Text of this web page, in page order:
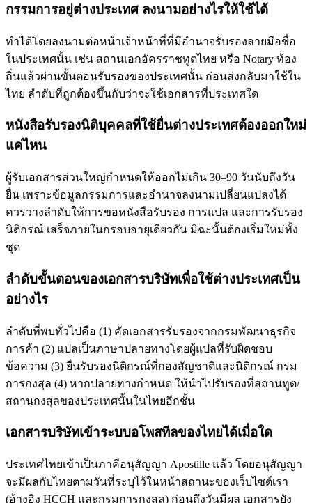
กรรมการอยู่ต่างประเทศ ลงนามอย่างไรให้ใช้ได้
ทำได้โดยลงนามต่อหน้าเจ้าหน้าที่ที่มีอำนาจรับรองลายมือชื่อ
ในประเทศนั้น เช่น สถานเอกอัครราชทูตไทย หรือ Notary ท้อง
ถิ่นแล้วผ่านขั้นตอนรับรองของประเทศนั้น ก่อนส่งกลับมาใช้ใน
ไทย ลำดับที่ถูกต้องขึ้นกับว่าจะใช้เอกสารที่ประเทศใด
หนังสือรับรองนิติบุคคลที่ใช้ยื่นต่างประเทศต้องออกใหม่
แค่ไหน
ผู้รับเอกสารส่วนใหญ่กำหนดให้ออกไม่เกิน 30–90 วันนับถึงวัน
ยื่น เพราะข้อมูลกรรมการและอำนาจลงนามเปลี่ยนแปลงได้
ควรวางลำดับให้การขอหนังสือรับรอง การแปล และการรับรอง
นิติกรณ์ เสร็จภายในกรอบอายุเดียวกัน มิฉะนั้นต้องเริ่มใหม่ทั้ง
ชุด
ลำดับขั้นตอนของเอกสารบริษัทเพื่อใช้ต่างประเทศเป็น
อย่างไร
ลำดับที่พบทั่วไปคือ (1) คัดเอกสารรับรองจากกรมพัฒนาธุรกิจ
การค้า (2) แปลเป็นภาษาปลายทางโดยผู้แปลที่รับผิดชอบ
ข้อความ (3) ยื่นรับรองนิติกรณ์ที่กองสัญชาติและนิติกรณ์ กรม
การกงสุล (4) หากปลายทางกำหนด ให้นำไปรับรองที่สถานทูต/
สถานกงสุลของประเทศนั้นในไทยอีกชั้น
เอกสารบริษัทเข้าระบบอโพสทีลของไทยได้เมื่อใด
ประเทศไทยเข้าเป็นภาคีอนุสัญญา Apostille แล้ว โดยอนุสัญญา
จะมีผลกับไทยตามวันที่ระบุไว้ในหน้าสถานะของเว็บไซต์เรา
(อ้างอิง HCCH และกรมการกงสุล) ก่อนถึงวันมีผล เอกสารยัง